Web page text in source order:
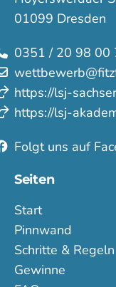
01099 Dresden
0351 / 20 98 00
https://lsj-
https://lsj-
Folgt uns auf
Seiten
Start
Pinnwand
Schritte & Regeln
Gewinne